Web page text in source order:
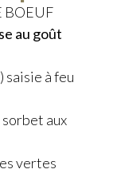
BOEUF
au goût
à feu
aux
vertes